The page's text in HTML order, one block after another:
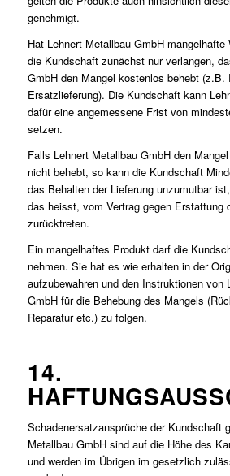
genehmigt.
Hat Lehnert Metallbau GmbH
die Kundschaft zunächst nur verlangen,
GmbH den Mangel kostenlos behebt (z.B.
Ersatzlieferung). Die Kundschaft kann
dafür eine angemessene Frist von
setzen.
Falls Lehnert Metallbau GmbH den
nicht behebt, so kann die Kundschaft
das Behalten der Lieferung unzumutbar
das heisst, vom Vertrag gegen Erstattung
zurücktreten.
Ein mangelhaftes Produkt darf die
nehmen. Sie hat es wie erhalten in der
aufzubewahren und den Instruktionen von
GmbH für die Behebung des Mangels
Reparatur etc.) zu folgen.
14.
Schadenersatzansprüche der Kundschaft
Metallbau GmbH sind auf die Höhe des
und werden im Übrigen im gesetzlich